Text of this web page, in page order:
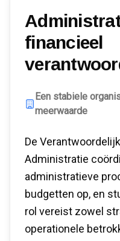
financieel
Een stabiele
meerwaarde
De
Administratie
administratieve
budgetten op, en
rol vereist zowel
operationele